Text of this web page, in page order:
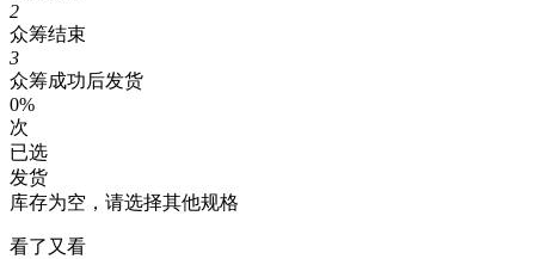
2
众筹结束
3
众筹成功后发货
0%
次
已选
发货
库存为空，请选择其他规格
看了又看